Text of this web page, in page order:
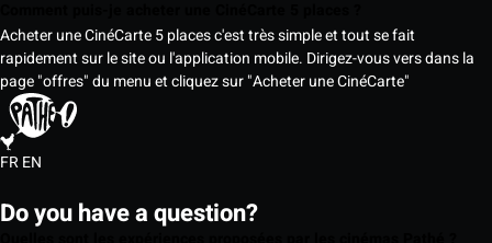
Acheter une CinéCarte 5 places c'est très simple et tout se fait
rapidement sur le site ou l'application mobile. Dirigez-vous vers dans la
page "offres" du menu et cliquez sur "Acheter une CinéCarte"
FREN
Do you have a question?